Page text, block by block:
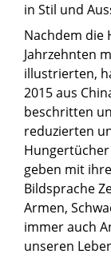
in Stil und
Nachdem die
Jahrzehnten
illustrierten,
2015 aus
beschritten
reduzierten
Hungertücher
geben mit
Bildsprache
Armen,
immer auch
unseren